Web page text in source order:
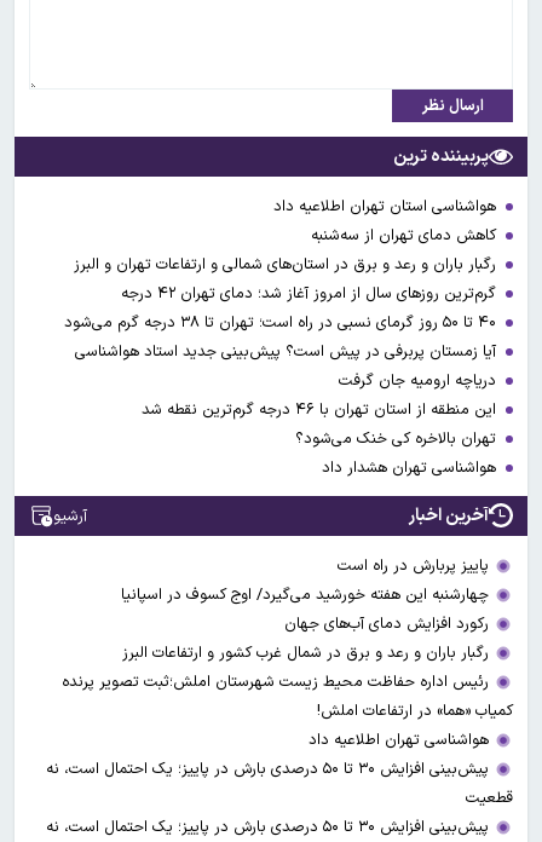
ارسال نظر
پربیننده ترین
هواشناسی استان تهران اطلاعیه داد
کاهش دمای تهران از سه‌شنبه
رگبار باران و رعد و برق در استان‌های شمالی و ارتفاعات تهران و البرز
گرم‌ترین روزهای سال از امروز آغاز شد؛ دمای تهران ۴۲ درجه
آیا زمستان پربرفی در پیش است؟ پیش‌بینی جدید استاد هواشناسی
دریاچه ارومیه جان گرفت
این منطقه از استان تهران با ۴۶ درجه گرم‌ترین نقطه شد
تهران بالاخره کی خنک می‌شود؟
هواشناسی تهران هشدار داد
آخرین اخبار آرشیو
پاییز پربارش در راه است
چهارشنبه این هفته خورشید می‌گیرد/ اوج کسوف در اسپانیا
رکورد افزایش دمای آب‌های جهان
رگبار باران و رعد و برق در شمال غرب کشور و ارتفاعات البرز
رئیس اداره حفاظت محیط زیست شهرستان املش؛ثبت تصویر پرنده
کمیاب «هما» در ارتفاعات املش!
هواشناسی تهران اطلاعیه داد
پیش‌بینی افزایش ۳۰ تا ۵۰ درصدی بارش در پاییز؛ یک احتمال است، نه
قطعیت
پیش‌بینی افزایش ۳۰ تا ۵۰ درصدی بارش در پاییز؛ یک احتمال است، نه